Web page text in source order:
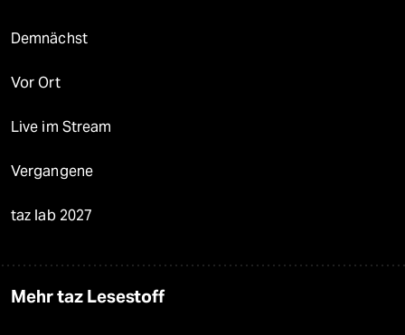
Demnächst
Vor Ort
Live im Stream
Vergangene
taz lab 2027
Mehr taz Lesestoff